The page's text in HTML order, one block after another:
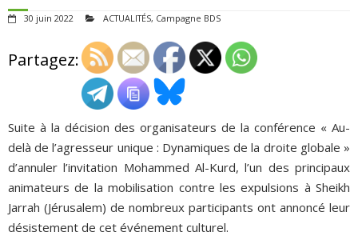
QUI SOMMES-NOUS ?
ADHÉSIONS, DONS, CONTACT
30 juin 2022 ACTUALITÉS, Campagne BDS
Partagez:
Suite à la décision des organisateurs de la conférence « Au-
delà de l’agresseur unique : Dynamiques de la droite globale »
d’annuler l’invitation Mohammed Al-Kurd, l’un des principaux
animateurs de la mobilisation contre les expulsions à Sheikh
Jarrah (Jérusalem) de nombreux participants ont annoncé leur
désistement de cet événement culturel.